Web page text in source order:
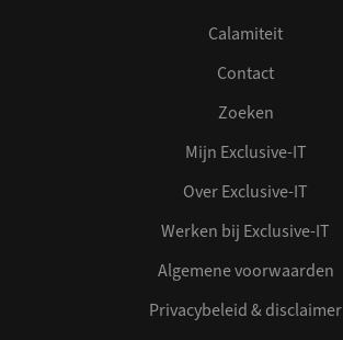
Calamiteit
Contact
Zoeken
Mijn Exclusive-IT
Over Exclusive-IT
Werken bij Exclusive-IT
Algemene voorwaarden
Privacybeleid & disclaimer